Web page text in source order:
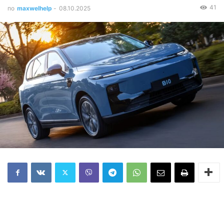
по maxwelhelp - 08.10.2025 41